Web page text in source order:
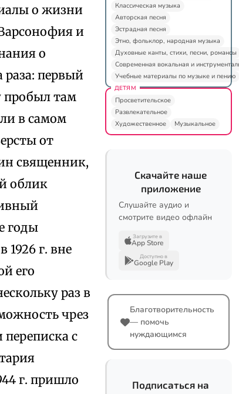
о жизни
и
о
первый
пробыл там
в самом
от
священник,
облик
годы
1926 г. вне
его
раз в
чрез
с
г. пришло
Классическая музыка
Авторская песня
Эстрадная песня
Этно, фольклор, народная музыка
Духовные канты, стихи, песни, романсы
Современная вокальная и
Учебные материалы по музыке и пению
ДЕТЯМ
Просветительское
Развлекательное
Художественное
Музыкальное
Скачайте наше
приложение
Слушайте аудио и
смотрите видео офлайн
Загрузите в
App Store
Доступно в
Google Play
Благотворительность
— помочь
нуждающимся
Подписаться на